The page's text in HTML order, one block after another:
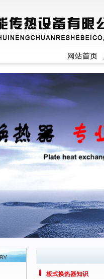
板式换热器知识